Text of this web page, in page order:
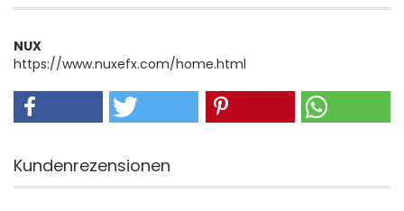
NUX
https://www.nuxefx.com/home.html
Kundenrezensionen